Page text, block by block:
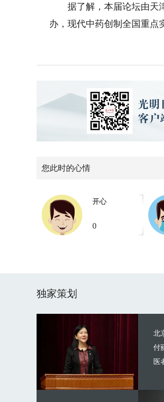
据了解，本届论坛由天津
办，现代中药创制全国重点
您此时的心情
开心
0
独家策划
北
付
医